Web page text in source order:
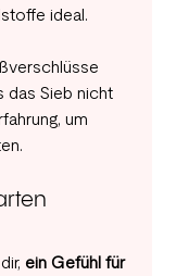
ideal.
das Sieb nicht
um
ein Gefühl für